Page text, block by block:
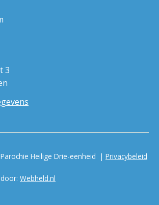
3
Heilige Drie-eenheid | Privacybeleid
Webheld.nl